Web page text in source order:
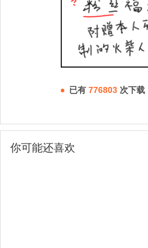
已有 776803 次下载
你可能还喜欢